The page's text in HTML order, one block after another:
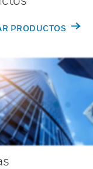
PRODUCTOS